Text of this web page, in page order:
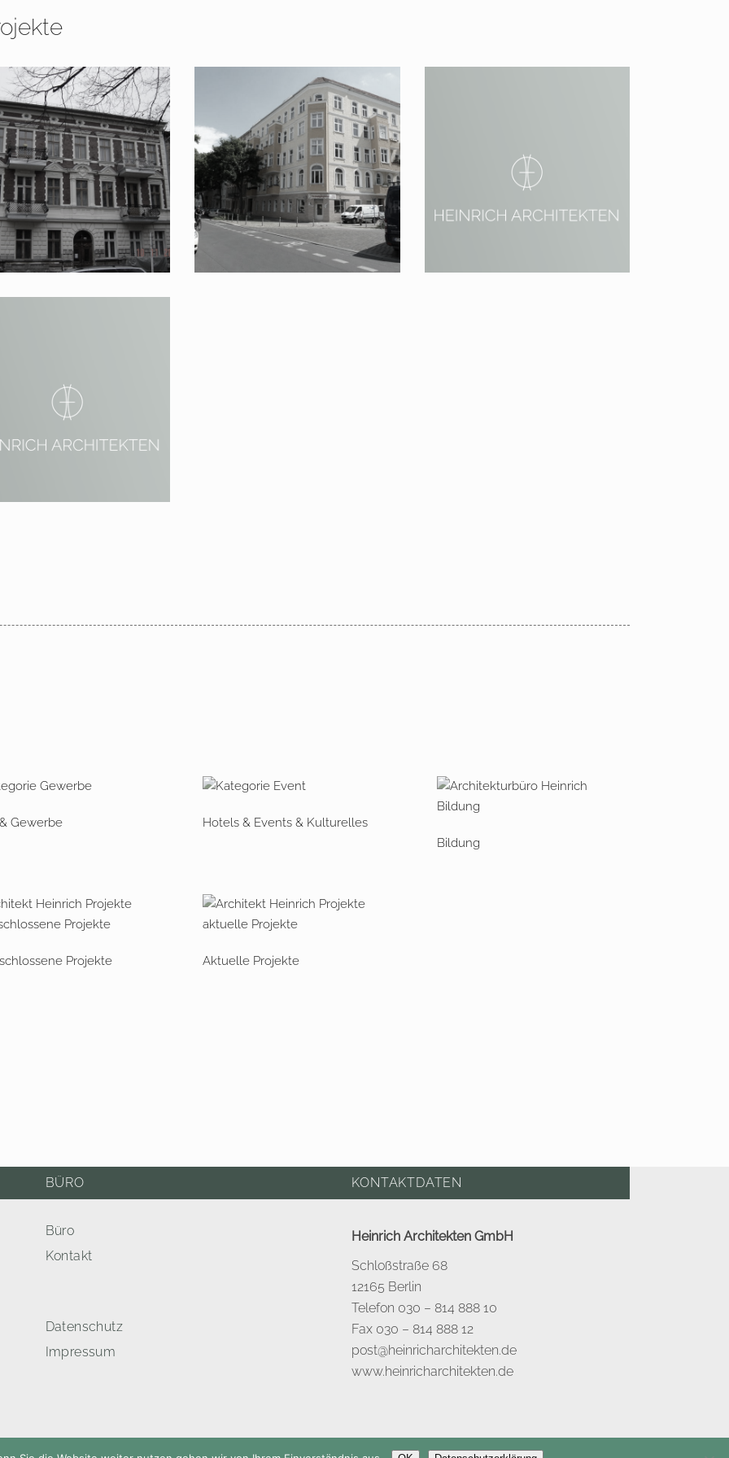
– 2005 Berlin,
2016 – 2017 Havelberger
Straße 16 / 16a
Dessau – Projektentwicklung
/ Neubau von ca. 30
– 2021 Wandlitz,
Chaussee
Gewerbe
Hotels & Events & Kulturelles
Bildung
Projekte Aktuelle Projekte
BÜRO
Büro
Kontakt
Datenschutz
Impressum
KONTAKTDATEN
Heinrich Architekten GmbH
Schloßstraße 68
12165 Berlin
Telefon 030 – 814 888 10
Fax 030 – 814 888 12
post@heinricharchitekten.de
www.heinricharchitekten.de